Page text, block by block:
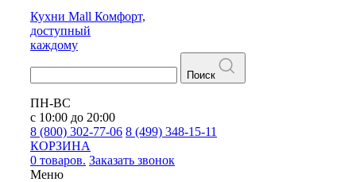
Кухни Mall Комфорт,
доступный
каждому
Поиск
ПН-ВС
с 10:00 до 20:00
8 (800) 302-77-06 8 (499) 348-15-11
КОРЗИНА
0 товаров. Заказать звонок
Меню